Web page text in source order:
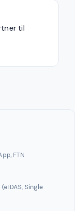
til
FTN
Single